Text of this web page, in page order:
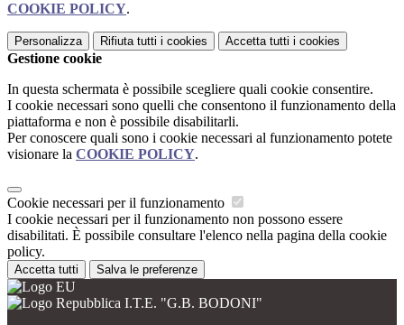
COOKIE POLICY.
Personalizza Rifiuta tutti i cookies Accetta tutti i cookies
Gestione cookie
In questa schermata è possibile scegliere quali cookie consentire.
I cookie necessari sono quelli che consentono il funzionamento della
piattaforma e non è possibile disabilitarli.
Per conoscere quali sono i cookie necessari al funzionamento potete
visionare la COOKIE POLICY.
Cookie necessari per il funzionamento
I cookie necessari per il funzionamento non possono essere
disabilitati. È possibile consultare l'elenco nella pagina della cookie
policy.
Accetta tutti Salva le preferenze
I.T.E. "G.B. BODONI"